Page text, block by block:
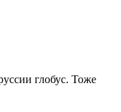
глобус. Тоже